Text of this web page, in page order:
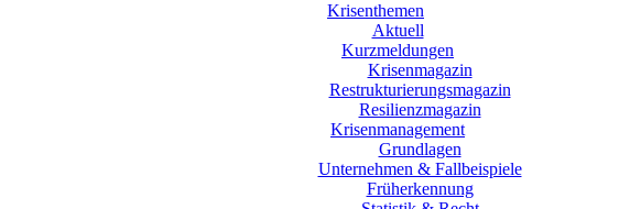
Krisenthemen
Aktuell
Kurzmeldungen
Krisenmagazin
Restrukturierungsmagazin
Resilienzmagazin
Krisenmanagement
Grundlagen
Unternehmen & Fallbeispiele
Früherkennung